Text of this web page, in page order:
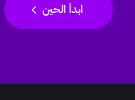
ابدأ الحين chevron_left